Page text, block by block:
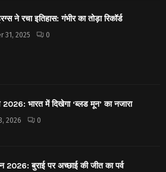
ने रचा इतिहास: गंभीर का तोड़ा रिकॉर्ड
31, 2025 0
भारत में दिखेगा ‘ब्लड मून’ का नजारा
2026 0
2026: बुराई पर अच्छाई की जीत का पर्व